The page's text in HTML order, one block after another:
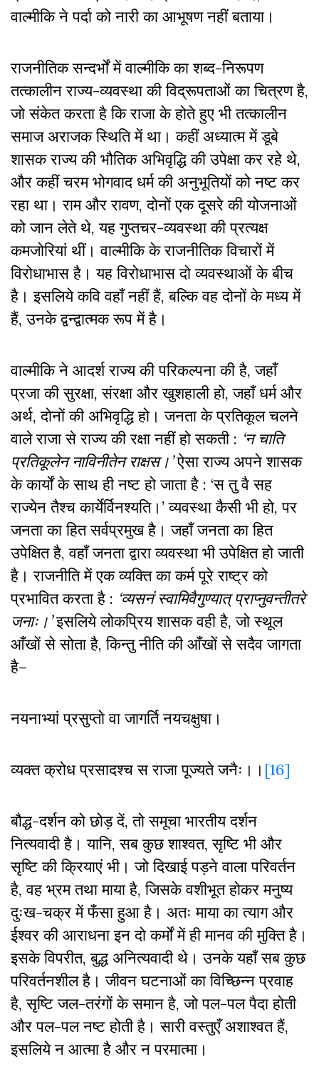
वाल्मीकि ने पर्दा को नारी का आभूषण नहीं बताया।
राजनीतिक सन्दर्भों में वाल्मीकि का शब्द-निरूपण
तत्कालीन राज्य-व्यवस्था की विद्रूपताओं का चित्रण है,
जो संकेत करता है कि राजा के होते हुए भी तत्कालीन
समाज अराजक स्थिति में था। कहीं अध्यात्म में डूबे
शासक राज्य की भौतिक अभिवृद्धि की उपेक्षा कर रहे थे,
और कहीं चरम भोगवाद धर्म की अनुभूतियों को नष्ट कर
रहा था। राम और रावण,दोनों एक दूसरे की योजनाओं
को जान लेते थे,यह गुप्तचर-व्यवस्था की प्रत्यक्ष
कमजोरियां थीं। वाल्मीकि के राजनीतिक विचारों में
विरोधाभास है। यह विरोधाभास दो व्यवस्थाओं के बीच
है। इसलिये कवि वहाँ नहीं हैं,बल्कि वह दोनों के मध्य में
हैं,उनके द्वन्द्वात्मक रूप में है।
वाल्मीकि ने आदर्श राज्य की परिकल्पना की है,जहाँ
प्रजा की सुरक्षा,संरक्षा और खुशहाली हो,जहाँ धर्म और
अर्थ,दोनों की अभिवृद्धि हो। जनता के प्रतिकूल चलने
वाले राजा से राज्य की रक्षा नहीं हो सकती : ‘न चाति
प्रतिकूलेन नाविनीतेन राक्षस।’ ऐसा राज्य अपने शासक
के कार्यों के साथ ही नष्ट हो जाता है : ‘स तु वै सह
राज्येन तैश्च कार्येर्विनश्यति।’ व्यवस्था कैसी भी हो,पर
जनता का हित सर्वप्रमुख है। जहाँ जनता का हित
उपेक्षित है,वहाँ जनता द्वारा व्यवस्था भी उपेक्षित हो जाती
है। राजनीति में एक व्यक्ति का कर्म पूरे राष्ट्र को
प्रभावित करता है : ‘व्यसनं स्वामिवैगुण्यात् प्राप्नुवन्तीतरे
जनाः।’ इसलिये लोकप्रिय शासक वही है,जो स्थूल
आँखों से सोता है,किन्तु नीति की आँखों से सदैव जागता
है–
नयनाभ्यां प्रसुप्तो वा जागर्ति नयचक्षुषा।
व्यक्त क्रोध प्रसादश्च स राजा पूज्यते जनैः।। [16]
बौद्ध-दर्शन को छोड़ दें,तो समूचा भारतीय दर्शन
नित्यवादी है। यानि,सब कुछ शाश्वत,सृष्टि भी और
सृष्टि की क्रियाएं भी। जो दिखाई पड़ने वाला परिवर्तन
है,वह भ्रम तथा माया है,जिसके वशीभूत होकर मनुष्य
दुःख-चक्र में फँसा हुआ है। अतः माया का त्याग और
ईश्वर की आराधना इन दो कर्मों में ही मानव की मुक्ति है।
इसके विपरीत,बुद्ध अनित्यवादी थे। उनके यहाँ सब कुछ
परिवर्तनशील है। जीवन घटनाओं का विच्छिन्न प्रवाह
है,सृष्टि जल-तरंगों के समान है,जो पल-पल पैदा होती
और पल-पल नष्ट होती है। सारी वस्तुएँ अशाश्वत हैं,
इसलिये न आत्मा है और न परमात्मा।